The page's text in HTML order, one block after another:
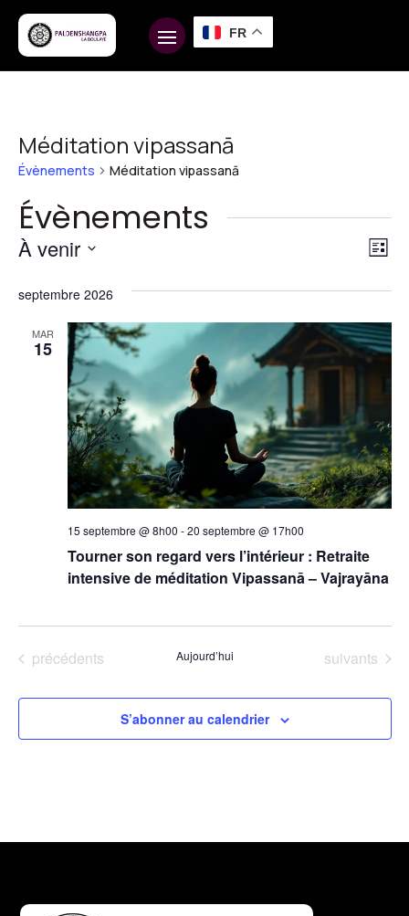
Méditation vipassanā
Évènements Méditation vipassanā
Évènements
Liste
À venir
une
septembre 2026
MAR
15
Tourner son regard vers l’intérieur : Retraite
intensive de méditation Vipassanā – Vajrayāna
15 septembre @ 8h00 -20 septembre @ 17h00
Évènements
précédents Aujourd’hui Évènements
suivants
S’abonner au calendrier
FR